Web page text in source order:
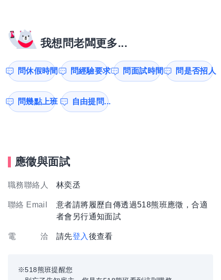
我想問老闆更多...
問休假時間 問經驗要求 問面試時間 問是否招人
問幾點上班 自由提問...
應徵與面試
職務聯絡人 林奕丞
聯絡 Email
意者請將履歷自傳透過518熊班應徵，合適
者會另行通知面試
電 洽 請先登入 後查看
※518熊班提醒您